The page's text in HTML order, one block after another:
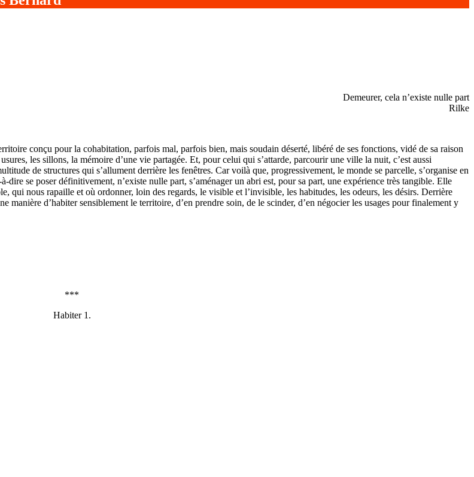
Demeurer, cela n’existe nulle part
Rilke
conçu pour la cohabitation, parfois mal, parfois bien, mais soudain déserté, libéré de ses fonctions, vidé de sa raison
les sillons, la mémoire d’une vie partagée. Et, pour celui qui s’attarde, parcourir une ville la nuit, c’est aussi
de structures qui s’allument derrière les fenêtres. Car voilà que, progressivement, le monde se parcelle, s’organise en
se poser définitivement, n’existe nulle part, s’aménager un abri est, pour sa part, une expérience très tangible. Elle
qui nous rapaille et où ordonner, loin des regards, le visible et l’invisible, les habitudes, les odeurs, les désirs. Derrière
manière d’habiter sensiblement le territoire, d’en prendre soin, de le scinder, d’en négocier les usages pour finalement y
***
Habiter 1.